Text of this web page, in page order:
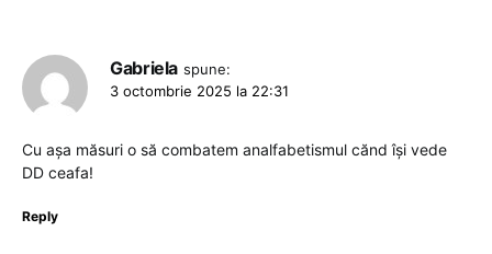
Gabriela spune:
3 octombrie 2025 la 22:31
Cu așa măsuri o să combatem analfabetismul cănd își vede
DD ceafa!
Reply